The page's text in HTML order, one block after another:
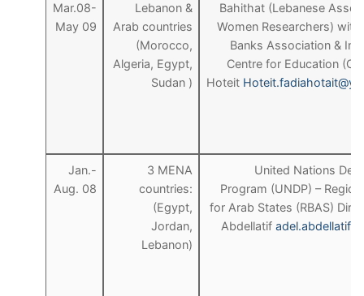
Mar.08-
May 09
Lebanon &
Arab countries
(Morocco,
Algeria, Egypt,
Sudan )
Bahithat (Lebanese
Women Researchers) with
Banks Association &
Centre for Education
Hoteit
Jan.-
Aug. 08
3 MENA
countries:
(Egypt,
Jordan,
Lebanon)
United Nations
Program (UNDP) –
for Arab States (RBAS)
Abdellatif